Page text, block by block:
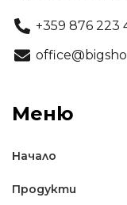
+359 876 223
Меню
Начало
Продукти